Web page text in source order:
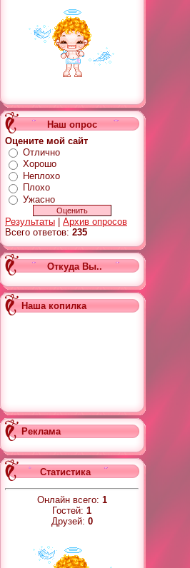
Наш опрос
Оцените мой сайт
Отлично
Хорошо
Неплохо
Плохо
Ужасно
Результаты
Архив опросов
Всего ответов: 235
Откуда Вы..
Наша копилка
Реклама
Статистика
Онлайн всего: 1
Гостей: 1
Друзей: 0